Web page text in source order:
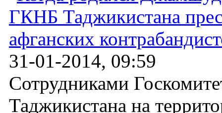
ГКНБ Таджикистана
афганских
31-01-2014, 09:59
Сотрудниками
Таджикистана на